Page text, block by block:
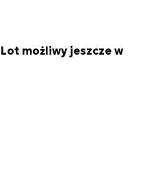
możliwy jeszcze w